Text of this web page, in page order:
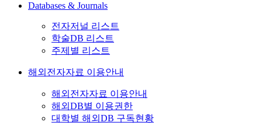
Databases & Journals
전자저널 리스트
학술DB 리스트
주제별 리스트
해외전자자료 이용안내
해외전자자료 이용안내
해외DB별 이용권한
대학별 해외DB 구독현황